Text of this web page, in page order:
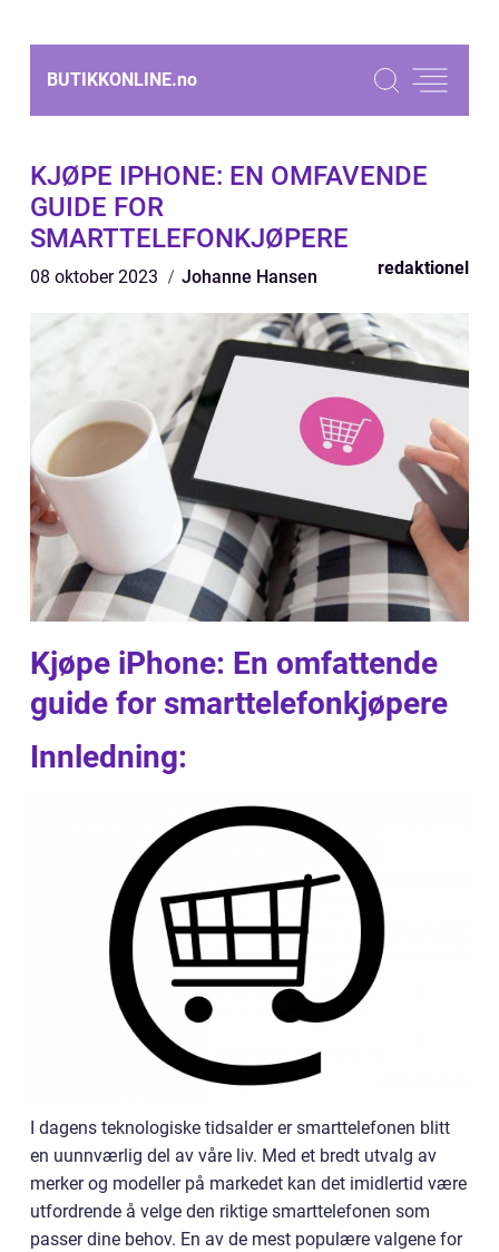
BUTIKKONLINE.no
KJØPE IPHONE: EN OMFAVENDE
GUIDE FOR
SMARTTELEFONKJØPERE
08 oktober 2023 Johanne Hansen redaktionel
Kjøpe iPhone: En omfattende
guide for smarttelefonkjøpere
Innledning:
I dagens teknologiske tidsalder er smarttelefonen blitt
en uunnværlig del av våre liv. Med et bredt utvalg av
merker og modeller på markedet kan det imidlertid være
utfordrende å velge den riktige smarttelefonen som
passer dine behov. En av de mest populære valgene for